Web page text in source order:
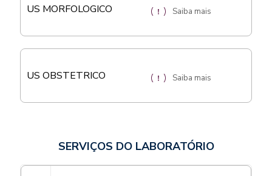
US MORFOLOGICO Saiba mais
US OBSTETRICO Saiba mais
SERVIÇOS DO LABORATÓRIO